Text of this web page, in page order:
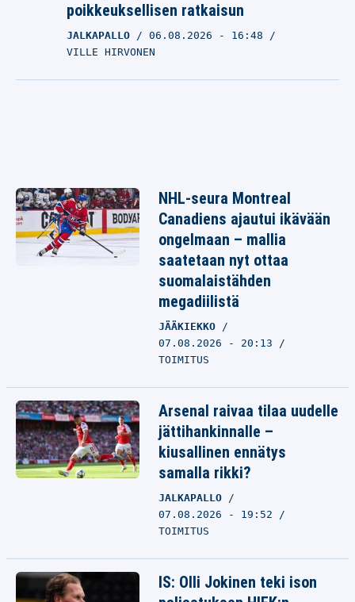
poikkeuksellisen ratkaisun
JALKAPALLO 06.08.2026 - 16:48
VILLE HIRVONEN
NHL-seura Montreal
Canadiens ajautui ikävään
ongelmaan – mallia
saatetaan nyt ottaa
suomalaistähden
megadiilistä
JÄÄKIEKKO
07.08.2026 - 20:13
TOIMITUS
Arsenal raivaa tilaa uudelle
jättihankinnalle –
kiusallinen ennätys
samalla rikki?
JALKAPALLO
07.08.2026 - 19:52
TOIMITUS
IS: Olli Jokinen teki ison